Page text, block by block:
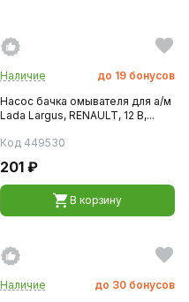
Наличие до 19 бонусов
Насос бачка омывателя для а/м
Lada Largus, RENAULT, 12 В,...
Код 449530
201 ₽
В корзину
Наличие до 30 бонусов